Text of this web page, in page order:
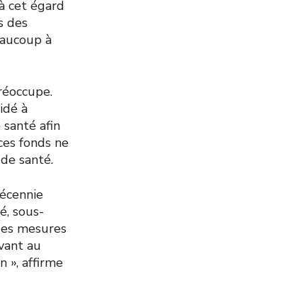
cet égard
des
à
à
afin
fonds ne
santé.
sous-
mesures
au
», affirme